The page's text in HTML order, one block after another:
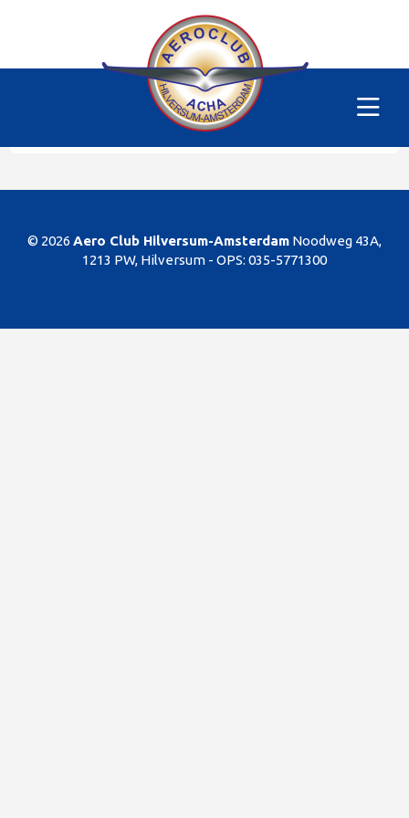
PH-SKC
Dit gedeelte van de website is alleen voor de
leden/begunstigers van onze club. Sorry. U kunt
natuurlijk altijd lid worden!
© 2026 Aero Club Hilversum-Amsterdam Noodweg 43A,
1213 PW, Hilversum - OPS: 035-5771300